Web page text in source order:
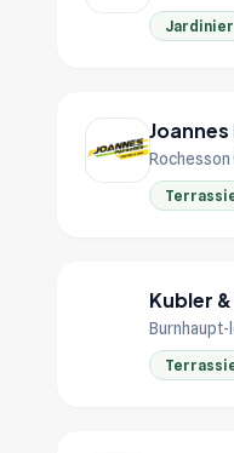
Jardinier
Kubler